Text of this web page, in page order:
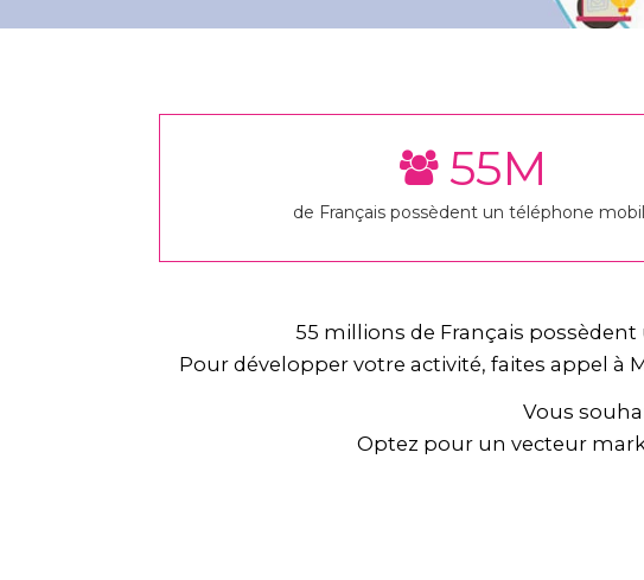
55M
de Français possèdent un téléphone
55 millions de Français possèdent
Pour développer votre activité, faites appel à
Vous
Optez pour un vecteur